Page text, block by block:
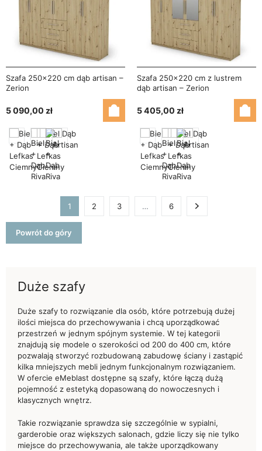
Szafa 250x220 cm dąb artisan –
Zerion
5 090,00 zł
Szafa 250x220 cm z lustrem
dąb artisan – Zerion
5 405,00 zł
1 2 3 … 6 Następny
Powrót do góry
Duże szafy
Duże szafy to rozwiązanie dla osób, które potrzebują dużej
ilości miejsca do przechowywania i chcą uporządkować
przestrzeń w jednym spójnym systemie. W tej kategorii
znajdują się modele o szerokości od 200 do 400 cm, które
pozwalają stworzyć rozbudowaną zabudowę ściany i zastąpić
kilka mniejszych mebli jednym funkcjonalnym rozwiązaniem.
W ofercie eMeblast dostępne są szafy, które łączą dużą
pojemność z estetyką dopasowaną do nowoczesnych i
klasycznych wnętrz.
Takie rozwiązanie sprawdza się szczególnie w sypialni,
garderobie oraz większych salonach, gdzie liczy się nie tylko
miejsce do przechowywania, ale także uporządkowany